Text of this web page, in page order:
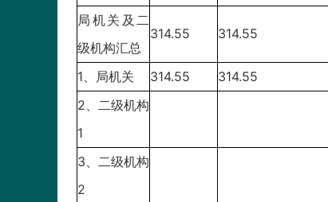
局机关及二
级机构汇总
314.55 314.55
1、局机关 314.55
314.55
2、二级机构
1
3、二级机构
2